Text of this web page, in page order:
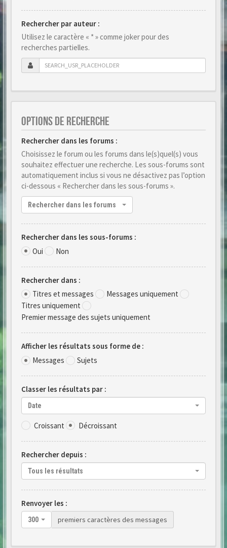
Rechercher par auteur :
Utilisez le caractère « * » comme joker pour des
recherches partielles.
OPTIONS DE RECHERCHE
Rechercher dans les forums :
Choisissez le forum ou les forums dans le(s)quel(s) vous
souhaitez effectuer une recherche. Les sous-forums sont
automatiquement inclus si vous ne désactivez pas l’option
ci-dessous « Rechercher dans les sous-forums ».
Rechercher dans les forums
Rechercher dans les sous-forums :
Oui
Non
Rechercher dans :
Titres et messages
Messages uniquement
Titres uniquement
Premier message des sujets uniquement
Afficher les résultats sous forme de :
Messages
Sujets
Classer les résultats par :
Date
Croissant Décroissant
Rechercher depuis :
Tous les résultats
Renvoyer les :
300 premiers caractères des messages